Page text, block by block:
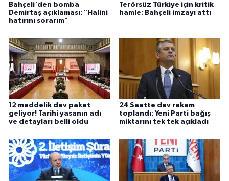
Bahçeli'den bomba
Demirtaş açıklaması: "Halini
hatırını sorarım"
Terörsüz Türkiye için kritik
hamle: Bahçeli imzayı attı
12 maddelik dev paket
geliyor! Tarihi yasanın adı
ve detayları belli oldu
24 Saatte dev rakam
toplandı: Yeni Parti bağış
miktarını tek tek açıkladı